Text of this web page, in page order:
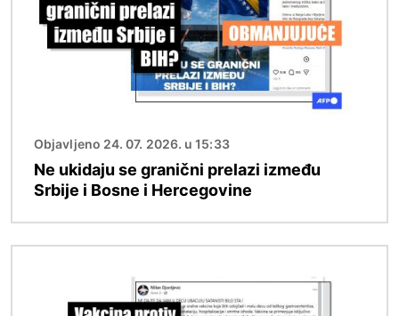
Objavljeno 24. 07. 2026. u 15:33
Ne ukidaju se granični prelazi između
Srbije i Bosne i Hercegovine